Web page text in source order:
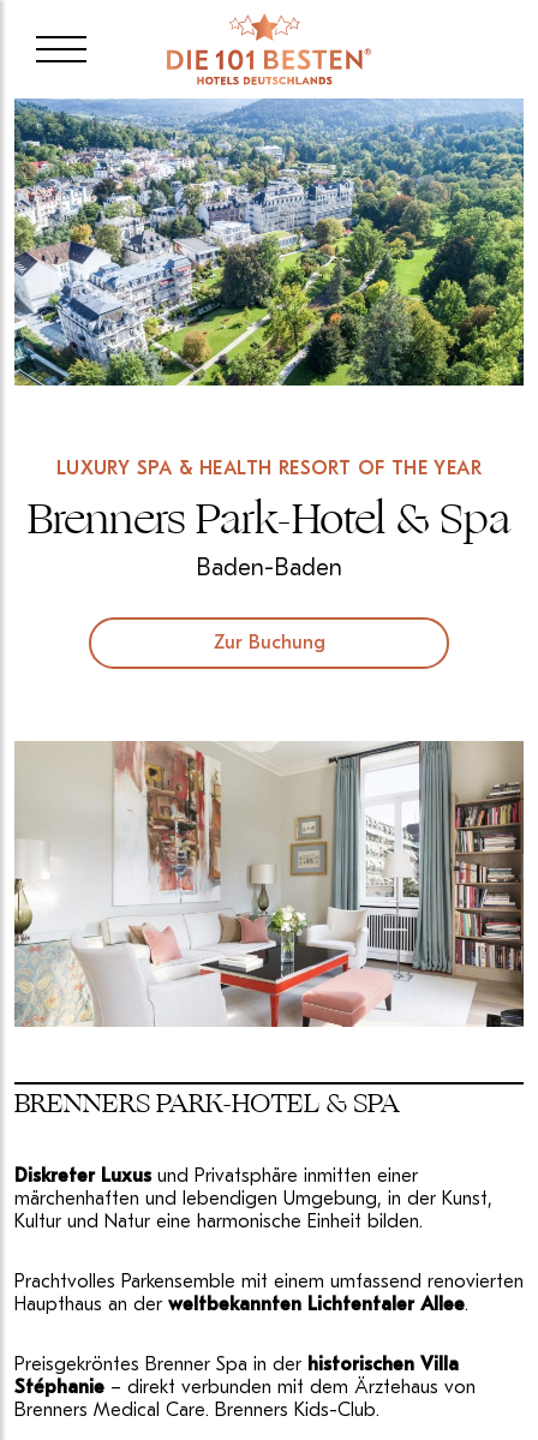
LUXURY SPA & HEALTH RESORT OF THE YEAR
Brenners Park-Hotel & Spa
Baden-Baden
Zur Buchung
BRENNERS PARK-HOTEL & SPA
Diskreter Luxusund Privatsphäre inmitten einer
märchenhaften und lebendigen Umgebung, in der Kunst,
Kultur und Natur eine harmonische Einheit bilden.
Prachtvolles Parkensemble mit einem umfassend renovierten
Haupthaus an der weltbekannten Lichtentaler Allee.
Preisgekröntes Brenner Spa in der historischen Villa
Stéphanie – direkt verbunden mit dem Ärztehaus von
Brenners Medical Care. Brenners Kids-Club.